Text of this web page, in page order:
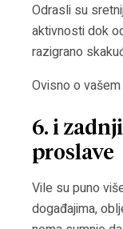
Odrasli su
aktivnosti dok
razigrano
Ovisno o
6. i
proslave
Vile su puno
događajima,